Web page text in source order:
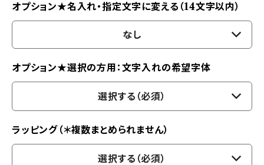
オプション★名入れ・指定文字に変える（14文字以内）
なし
オプション★選択の方用：文字入れの希望字体
選択する（必須）
ラッピング（＊複数まとめられません）
選択する（必須）